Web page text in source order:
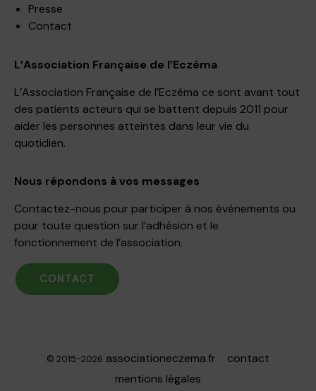
Presse
Contact
L’Association Française de l’Eczéma
L’Association Française de l’Eczéma ce sont avant tout
des patients acteurs qui se battent depuis 2011 pour
aider les personnes atteintes dans leur vie du
quotidien.
Nous répondons à vos messages
Contactez-nous pour participer à nos événements ou
pour toute question sur l’adhésion et le
fonctionnement de l’association.
CONTACT
© 2015-2026 associationeczema.fr
contact
mentions légales